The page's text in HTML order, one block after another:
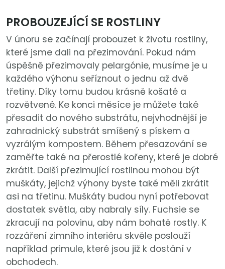
PROBOUZEJÍCÍ SE ROSTLINY
V únoru se začínají probouzet k životu rostliny,
které jsme dali na přezimování. Pokud nám
úspěšně přezimovaly pelargónie, musíme je u
každého výhonu seříznout o jednu až dvě
třetiny. Díky tomu budou krásně košaté a
rozvětvené. Ke konci měsíce je můžete také
přesadit do nového substrátu, nejvhodnější je
zahradnický substrát smíšený s pískem a
vyzrálým kompostem. Během přesazování se
zaměřte také na přerostlé kořeny, které je dobré
zkrátit. Další přezimující rostlinou mohou být
muškáty, jejichž výhony byste také měli zkrátit
asi na třetinu. Muškáty budou nyní potřebovat
dostatek světla, aby nabraly síly. Fuchsie se
zkracují na polovinu, aby nám bohatě rostly. K
rozzáření zimního interiéru skvěle poslouží
například primule, které jsou již k dostání v
obchodech.